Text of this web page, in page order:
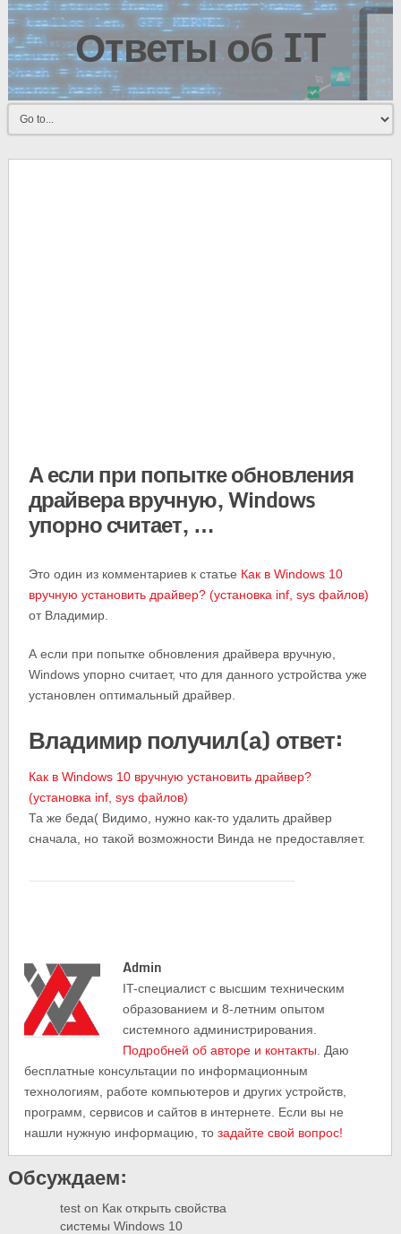
Ответы об IT
А если при попытке обновления
драйвера вручную, Windows
упорно считает, …
Это один из комментариев к статье Как в Windows 10
вручную установить драйвер? (установка inf, sys файлов)
от Владимир.
А если при попытке обновления драйвера вручную,
Windows упорно считает, что для данного устройства уже
установлен оптимальный драйвер.
Владимир получил(а) ответ:
Как в Windows 10 вручную установить драйвер?
(установка inf, sys файлов)
Та же беда( Видимо, нужно как-то удалить драйвер
сначала, но такой возможности Винда не предоставляет.
Admin
IT-cпециалист с высшим техническим
образованием и 8-летним опытом
системного администрирования.
Подробней об авторе и контакты . Даю
бесплатные консультации по информационным
технологиям, работе компьютеров и других устройств,
программ, сервисов и сайтов в интернете. Если вы не
нашли нужную информацию, тозадайте свой вопрос!
Обсуждаем:
test on Как открыть свойства
системы Windows 10